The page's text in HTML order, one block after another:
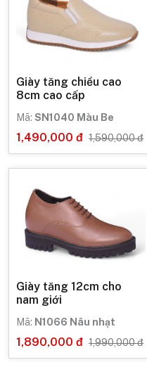
Giày tăng chiều cao
8cm cao cấp
Mã: SN1040 Màu Be
1,490,000 đ 1,590,000 đ
Giày tăng 12cm cho
nam giới
Mã: N1066 Nâu nhạt
1,890,000 đ 1,990,000 đ